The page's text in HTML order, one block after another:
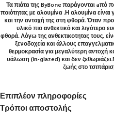
Τα πιάτα της ByBone παράγονται aπό
ποιότητας με αλουμίνα .Η αλουμίνα
και την αντοχή της στη φθορά. Όταν
υλικό πιο ανθεκτικό και λιγότερο
φθορά. Λόγω της ανθεκτικοτητας τους,
ξενοδοχεία και άλλους
θερμοκρασία για μεγαλύτερη αντοχή
υάλωση (in-glazed) και δεν
ζωής στο
Επιπλέον πληροφορίες
Τρόποι αποστολής